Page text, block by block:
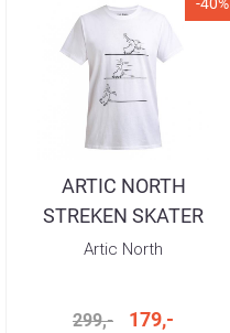
ARTIC NORTH
STREKEN SKATER
WHITE T-SKJORTE
Artic North
299,- 179,-